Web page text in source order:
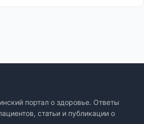
портал о здоровье. Ответы
статьи и публикации о